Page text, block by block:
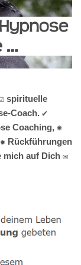
spirituelle
Coach. ✔️
Coaching, ✺
Rückführungen
mich auf Dich ✉